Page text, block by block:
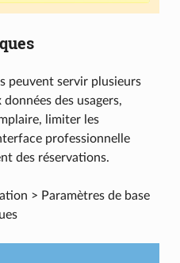
peuvent servir plusieurs
des usagers,
limiter les
professionnelle
des réservations.
> Paramètres de base